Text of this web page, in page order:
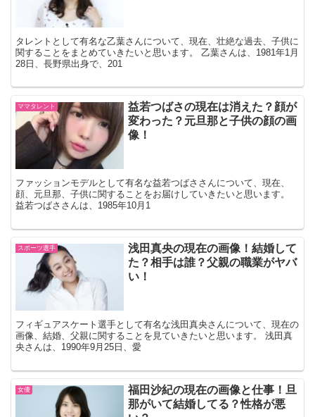
タレントとして有名な乙葉さんについて、現在、壮絶な過去、子供に
関することをまとめていきたいと思います。 乙葉さんは、1981年1月
28日、長野県出身で、201
ママタレント
益若つばさの現在は消えた？顔が
変わった？元旦那と子供の顔の画
像！
ファッションモデルとして有名な益若つばささんについて、現在、
顔、元旦那、子供に関することをお届けしていきたいと思います。
益若つばささんは、1985年10月1
スポーツ選手
浅田真央の現在の画像！結婚して
た？相手は誰？父親の職業がヤバ
い！
フィギュアスケート選手として有名な浅田真央さんについて、現在の
画像、結婚、父親に関することを見ていきたいと思います。 浅田真
央さんは、1990年9月25日、愛
女優
福田沙紀の現在の画像と仕事！旦
那がいて結婚してる？性格が悪